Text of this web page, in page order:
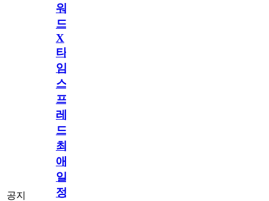
공지
워
드
X
타
임
스
프
레
드]
최
애
일
정